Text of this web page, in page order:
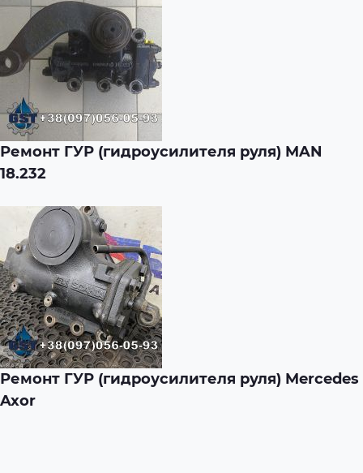
Ремонт ГУР (гидроусилителя руля) MAN
18.232
Ремонт ГУР (гидроусилителя руля) Mercedes
Axor